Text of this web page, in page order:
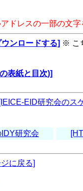
ドレスの一部の文
ンロードする] ※ こ
表紙と目次)]
[IEICE-EID研究会のス
IDY研究会
に戻る]